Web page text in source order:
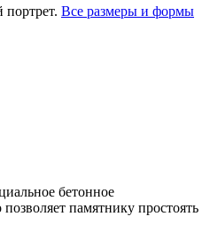
Все размеры и формы
бетонное
памятнику простоять